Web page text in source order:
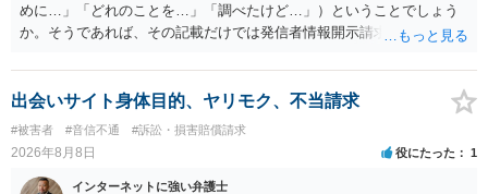
めに…」「どれのことを…」「調べたけど…」）ということでしょう
か。そうであれば、その記載だけでは発信者情報開示請求が認められ
ただ、「328が名誉毀損、偽計業務妨害、侮辱罪、ストーカー等に関す
る法律違反に該当するといわれ」とのことですので、ご質問に書かれ
ていない何らかの背景事情があれば、回答は180度変わるかもしれませ
ん。公開の場で詳細を投稿することは不適当と思われますので、弁護
士へ直接相談した方がよいでしょう。
出会いサイト身体目的、ヤリモク、不当請求
#被害者 #音信不通 #訴訟・損害賠償請求
2026年8月8日 役にたった 1
インターネットに強い弁護士